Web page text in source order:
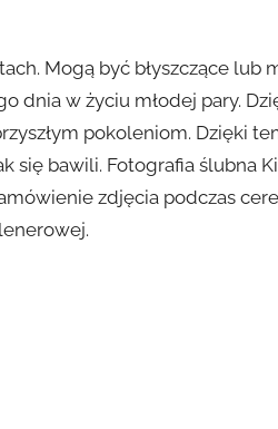
Mogą być błyszczące lub
dnia w życiu młodej pary.
pokoleniom. Dzięki
się bawili. Fotografia ślubna
zdjęcia podczas